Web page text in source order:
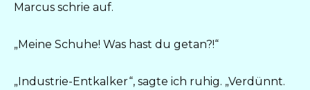
Marcus schrie auf.
„Meine Schuhe! Was hast du getan?!“
„Industrie-Entkalker“, sagte ich ruhig. „Verdünnt.